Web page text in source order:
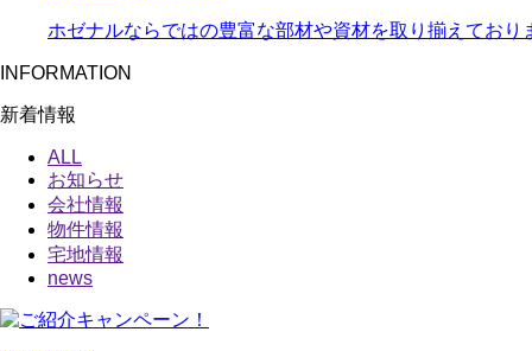
ホゼナルならではの豊富な部材や資材を取り揃えており
INFORMATION
新着情報
ALL
お知らせ
会社情報
物件情報
宅地情報
news